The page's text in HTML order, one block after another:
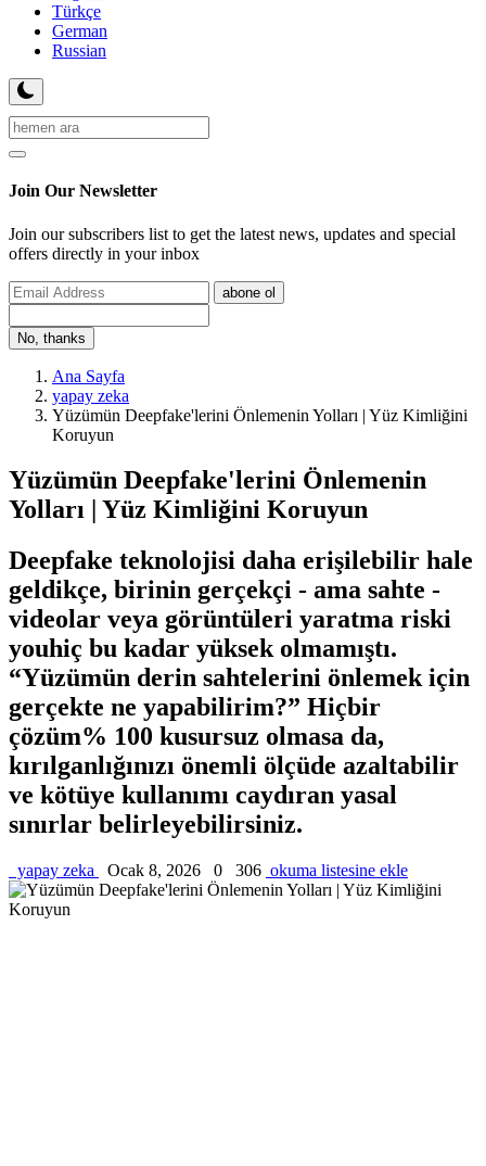
Türkçe
German
Russian
Join Our Newsletter
Join our subscribers list to get the latest news, updates and special
offers directly in your inbox
abone ol
No, thanks
Ana Sayfa
yapay zeka
Yüzümün Deepfake'lerini Önlemenin Yolları | Yüz Kimliğini
Koruyun
Yüzümün Deepfake'lerini Önlemenin
Yolları | Yüz Kimliğini Koruyun
Deepfake teknolojisi daha erişilebilir hale
geldikçe, birinin gerçekçi - ama sahte -
videolar veya görüntüleri yaratma riski
youhiç bu kadar yüksek olmamıştı.
“Yüzümün derin sahtelerini önlemek için
gerçekte ne yapabilirim?” Hiçbir
çözüm% 100 kusursuz olmasa da,
kırılganlığınızı önemli ölçüde azaltabilir
ve kötüye kullanımı caydıran yasal
sınırlar belirleyebilirsiniz.
yapay zeka Ocak 8, 2026 0 306 okuma listesine ekle